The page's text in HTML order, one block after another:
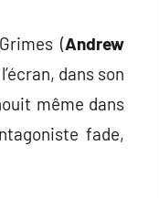
(Andrew
dans son
même dans
fade,